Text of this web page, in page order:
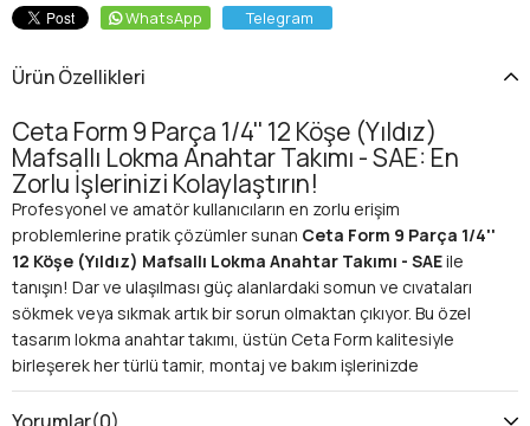
WhatsApp Telegram
Ürün Özellikleri
Ceta Form 9 Parça 1/4'' 12 Köşe (Yıldız)
Mafsallı Lokma Anahtar Takımı - SAE: En
Zorlu İşlerinizi Kolaylaştırın!
Profesyonel ve amatör kullanıcıların en zorlu erişim
problemlerine pratik çözümler sunan Ceta Form 9 Parça 1/4''
12 Köşe (Yıldız) Mafsallı Lokma Anahtar Takımı - SAEile
tanışın! Dar ve ulaşılması güç alanlardaki somun ve cıvataları
sökmek veya sıkmak artık bir sorun olmaktan çıkıyor. Bu özel
tasarım lokma anahtar takımı, üstün Ceta Form kalitesiyle
birleşerek her türlü tamir, montaj ve bakım işlerinizde
vazgeçilmez yardımcınız olacak. SAE (inç) ölçü standartlarına
göre tasarlanmış bu set, özellikle Amerikan ve İngiliz